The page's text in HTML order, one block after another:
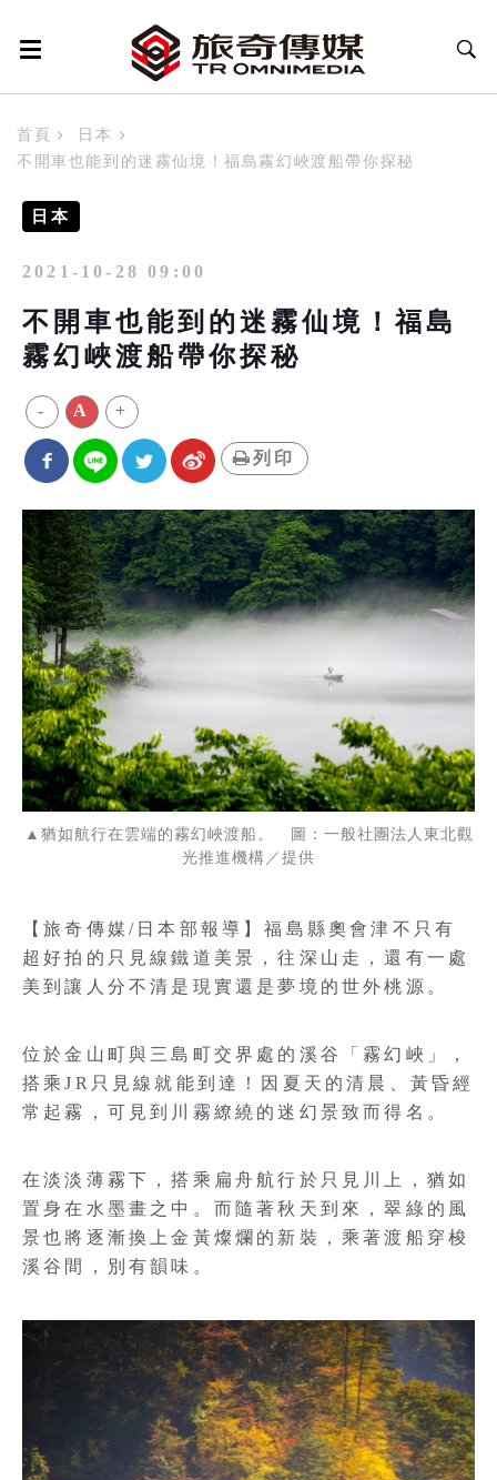
首頁
日本
不開車也能到的迷霧仙境！福島霧幻峽渡船帶你探秘
日本
2021-10-28 09:00
不開車也能到的迷霧仙境！福島
霧幻峽渡船帶你探秘
- A +
列印
▲猶如航行在雲端的霧幻峽渡船。 圖：一般社團法人東北觀
光推進機構／提供
【旅奇傳媒/日本部報導】福島縣奧會津不只有
超好拍的只見線鐵道美景，往深山走，還有一處
美到讓人分不清是現實還是夢境的世外桃源。
位於金山町與三島町交界處的溪谷「霧幻峽」，
搭乘JR只見線就能到達！因夏天的清晨、黃昏經
常起霧，可見到川霧繚繞的迷幻景致而得名。
在淡淡薄霧下，搭乘扁舟航行於只見川上，猶如
置身在水墨畫之中。而隨著秋天到來，翠綠的風
景也將逐漸換上金黃燦爛的新裝，乘著渡船穿梭
溪谷間，別有韻味。